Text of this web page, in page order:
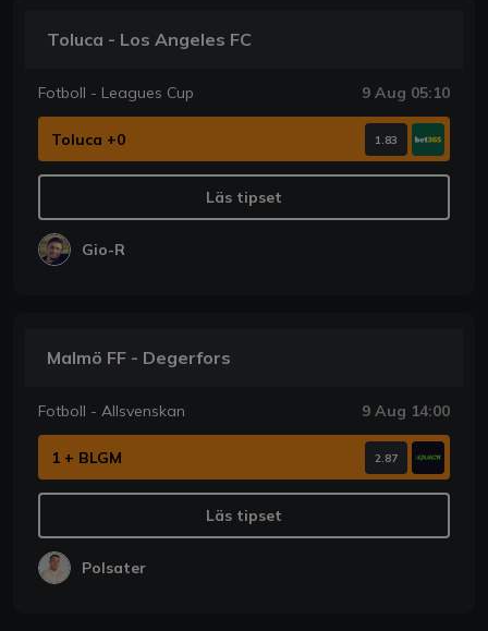
Toluca - Los Angeles FC
Fotboll - Leagues Cup 9 Aug 05:10
Toluca +0 1.83
Läs tipset
Gio-R
Malmö FF - Degerfors
Fotboll - Allsvenskan 9 Aug 14:00
1 + BLGM 2.87
Läs tipset
Polsater